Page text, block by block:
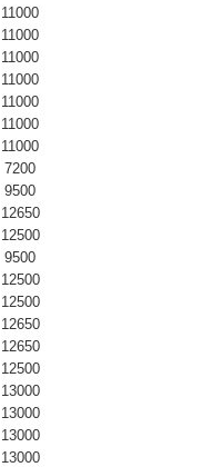
11000
11000
11000
11000
11000
11000
11000
7200
9500
12650
12500
9500
12500
12500
12650
12650
12500
13000
13000
13000
13000